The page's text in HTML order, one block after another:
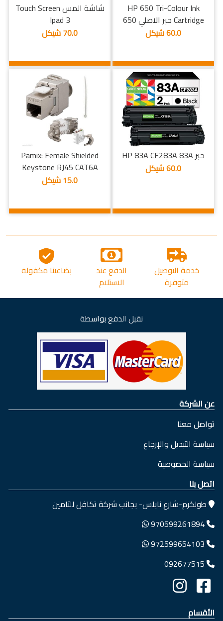
HP 650 Tri-Colour Ink
Cartridge حبر الاصلي 650
60.0 شيكل
شاشة المس Touch Screen
Ipad 3
70.0 شيكل
حبر HP 83A CF283A 83A
60.0 شيكل
Pamix: Female Shielded
Keystone RJ45 CAT6A
15.0 شيكل
خدمة التوصيل
متوفرة
الدفع عند
الاستلام
بضاعتنا مكفولة
نقبل الدفع بواسطة
عن الشركة
تواصل معنا
سياسة التبديل والإرجاع
سياسة الخصوصية
اتصل بنا
طولكرم-شارع نابلس- بجانب شركة تكافل للتامين
970599261894
972599654103
092677515
الأقسام